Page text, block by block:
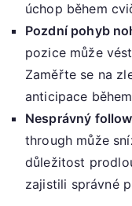
úchop během
Pozdní pohyb
pozice může
Zaměřte se na
anticipace
Nesprávný
through může
důležitost
zajistili správné